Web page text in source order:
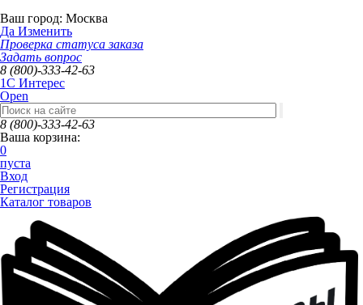
Ваш город: Москва
Да Изменить
Проверка статуса заказа
Задать вопрос
8 (800)-333-42-63
1C Интерес
Open
8 (800)-333-42-63
Ваша корзина:
0
пуста
Вход
Регистрация
Каталог товаров